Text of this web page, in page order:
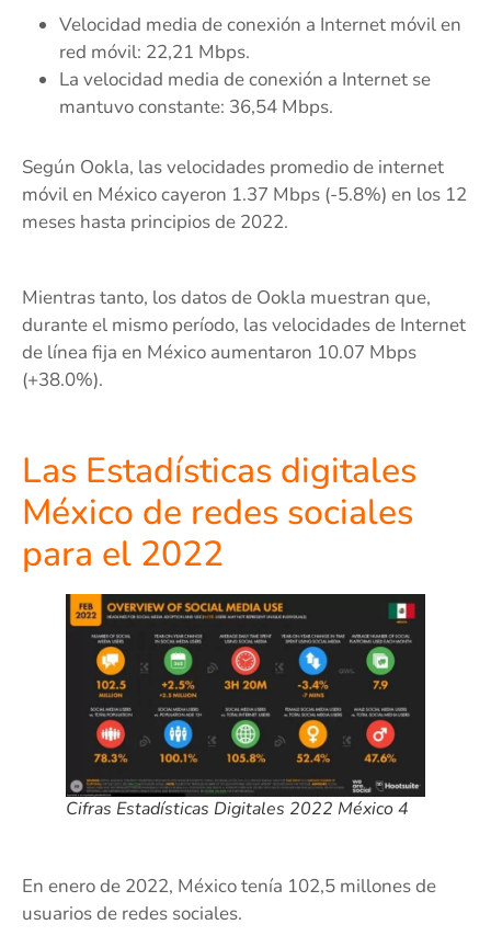
Velocidad media de conexión a Internet móvil en
red móvil: 22,21 Mbps.
La velocidad media de conexión a Internet se
mantuvo constante: 36,54 Mbps.
Según Ookla, las velocidades promedio de internet
móvil en México cayeron 1.37 Mbps (-5.8%) en los 12
meses hasta principios de 2022.
Mientras tanto, los datos de Ookla muestran que,
durante el mismo período, las velocidades de Internet
de línea fija en México aumentaron 10.07 Mbps
(+38.0%).
Las Estadísticas digitales
México de redes sociales
para el 2022
Cifras Estadísticas Digitales 2022 México 4
En enero de 2022, México tenía 102,5 millones de
usuarios de redes sociales.